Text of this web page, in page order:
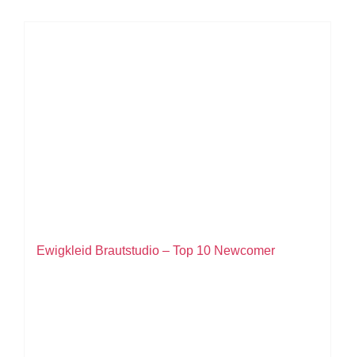
Ewigkleid Brautstudio – Top 10 Newcomer